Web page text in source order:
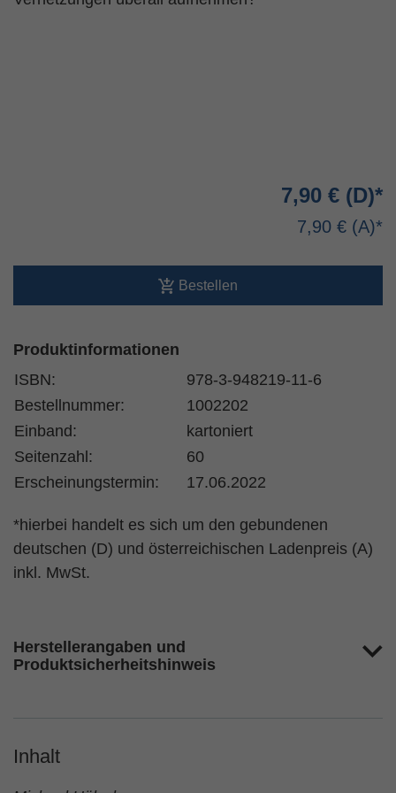
7,90 €
7,90 €
Bestellen
Produktinformationen
ISBN:
978-3-948219-11-6
Bestellnummer:
1002202
Einband:
kartoniert
Seitenzahl:
60
Erscheinungstermin:
17.06.2022
*hierbei handelt es sich um den gebundenen
deutschen (D) und österreichischen Ladenpreis (A)
inkl. MwSt.
Herstellerangaben und
Produktsicherheitshinweis
Inhalt